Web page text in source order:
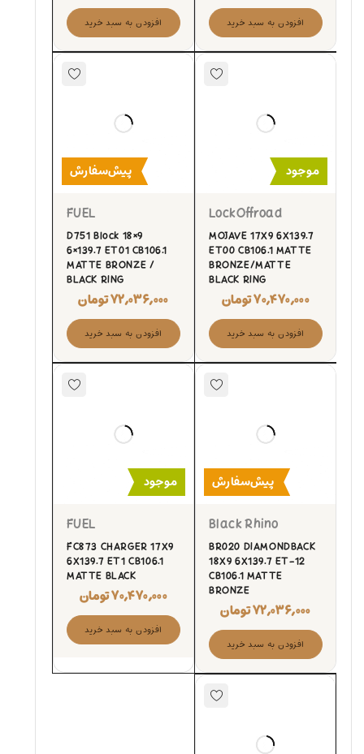
افزودن به سبد خرید افزودن به سبد خرید
موجود
LockOffroad
MOJAVE 17X9 6X139.7
ET00 CB106.1 MATTE
BRONZE/MATTE
BLACK RING
۷۰,۴۷۰,۰۰۰تومان
افزودن به سبد خرید
پیش‌سفارش
FUEL
D751 Block 18×9
6×139.7 ET01 CB106.1
MATTE BRONZE /
BLACK RING
۷۲,۰۳۶,۰۰۰تومان
افزودن به سبد خرید
پیش‌سفارش
Black Rhino
BR020 DIAMONDBACK
18X9 6X139.7 ET-12
CB106.1 MATTE
BRONZE
۷۲,۰۳۶,۰۰۰تومان
افزودن به سبد خرید
موجود
FUEL
FC873 CHARGER 17X9
6X139.7 ET1 CB106.1
MATTE BLACK
۷۰,۴۷۰,۰۰۰تومان
افزودن به سبد خرید